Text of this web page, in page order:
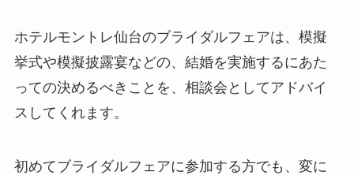
ホテルモントレ仙台のブライダルフェアは、模擬
挙式や模擬披露宴などの、結婚を実施するにあた
っての決めるべきことを、相談会としてアドバイ
スしてくれます。
初めてブライダルフェアに参加する方でも、変に